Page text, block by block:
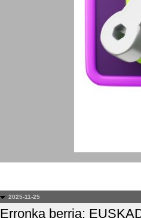
2025-11-25
Erronka berria: